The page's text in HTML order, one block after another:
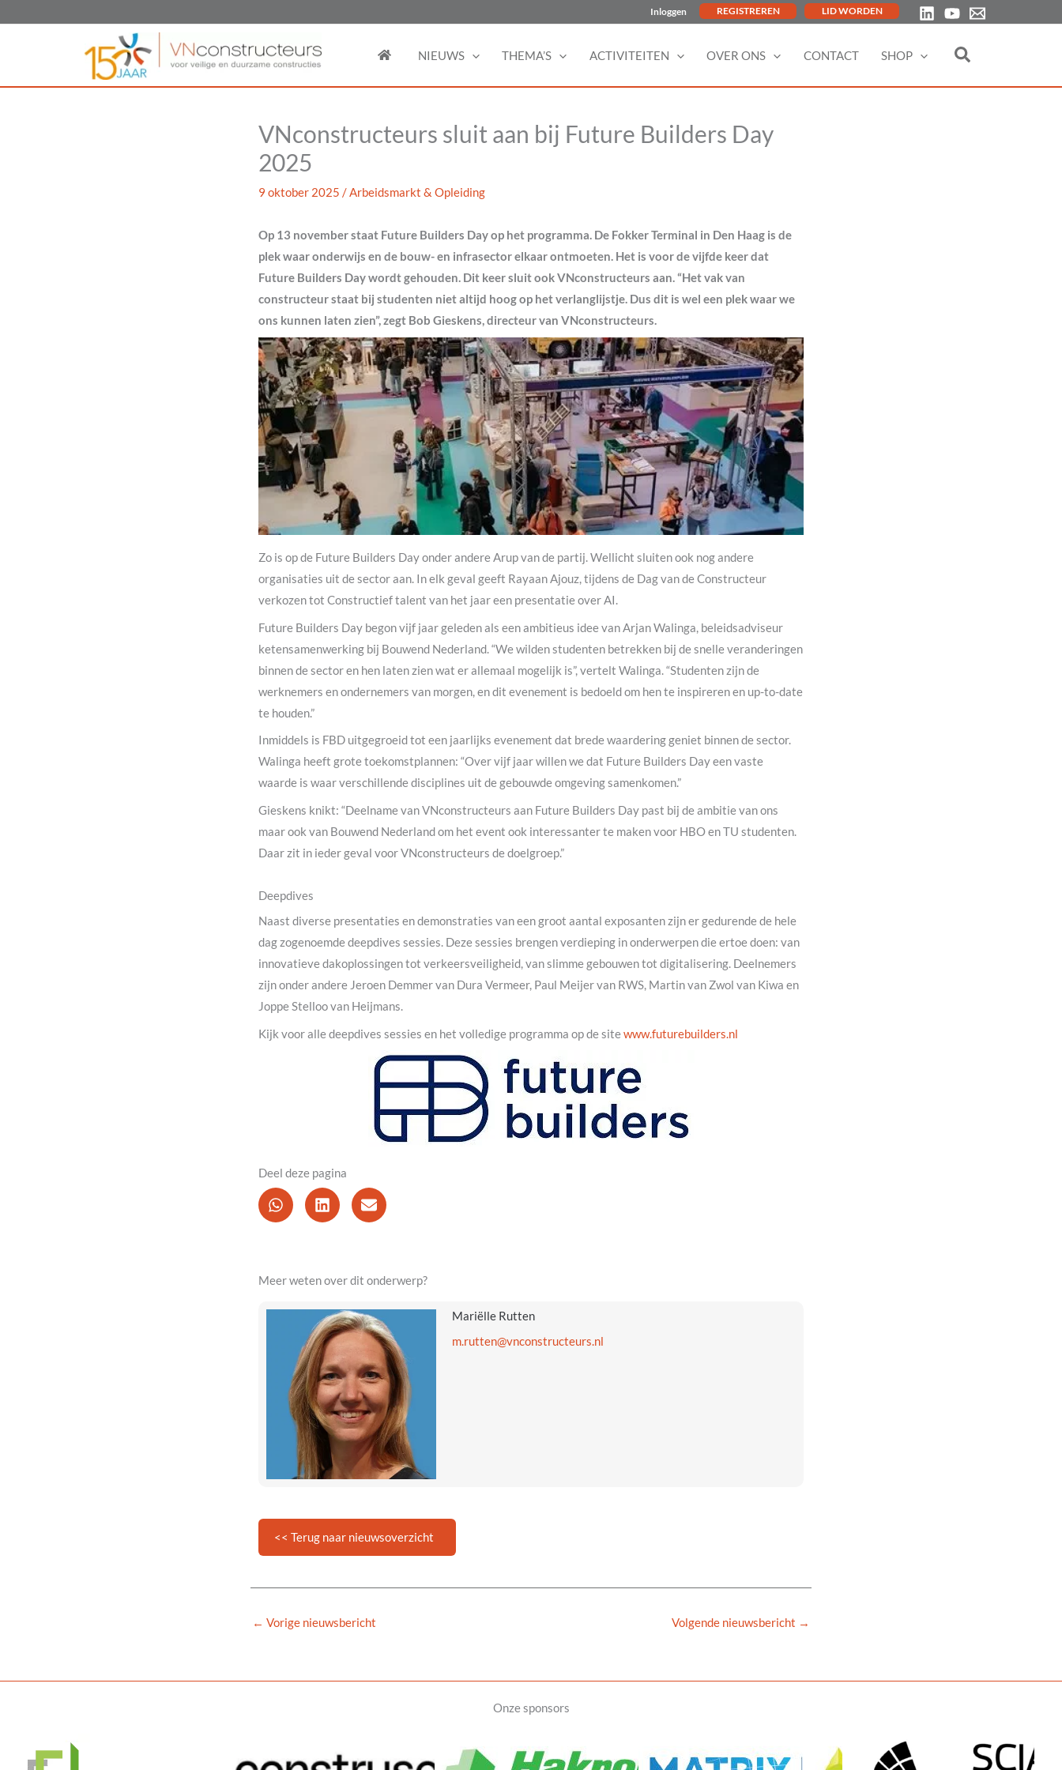
Inloggen REGISTREREN LID WORDEN
NIEUWS THEMA’S ACTIVITEITEN OVER ONS CONTACT SHOP
VNconstructeurs sluit aan bij Future Builders Day
2025
9 oktober 2025 /Arbeidsmarkt & Opleiding
Op 13 november staat Future Builders Day op het programma. De Fokker Terminal in Den Haag is de
plek waar onderwijs en de bouw- en infrasector elkaar ontmoeten. Het is voor de vijfde keer dat
Future Builders Day wordt gehouden. Dit keer sluit ook VNconstructeurs aan. “Het vak van
constructeur staat bij studenten niet altijd hoog op het verlanglijstje. Dus dit is wel een plek waar we
ons kunnen laten zien”, zegt Bob Gieskens, directeur van VNconstructeurs.
Zo is op de Future Builders Day onder andere Arup van de partij. Wellicht sluiten ook nog andere
organisaties uit de sector aan. In elk geval geeft Rayaan Ajouz, tijdens de Dag van de Constructeur
verkozen tot Constructief talent van het jaar een presentatie over AI.
Future Builders Day begon vijf jaar geleden als een ambitieus idee van Arjan Walinga, beleidsadviseur
ketensamenwerking bij Bouwend Nederland. “We wilden studenten betrekken bij de snelle veranderingen
binnen de sector en hen laten zien wat er allemaal mogelijk is”, vertelt Walinga. “Studenten zijn de
werknemers en ondernemers van morgen, en dit evenement is bedoeld om hen te inspireren en up-to-date
te houden.”
Inmiddels is FBD uitgegroeid tot een jaarlijks evenement dat brede waardering geniet binnen de sector.
Walinga heeft grote toekomstplannen: “Over vijf jaar willen we dat Future Builders Day een vaste
waarde is waar verschillende disciplines uit de gebouwde omgeving samenkomen.”
Gieskens knikt: “Deelname van VNconstructeurs aan Future Builders Day past bij de ambitie van ons
maar ook van Bouwend Nederland om het event ook interessanter te maken voor HBO en TU studenten.
Daar zit in ieder geval voor VNconstructeurs de doelgroep.”
Deepdives
Naast diverse presentaties en demonstraties van een groot aantal exposanten zijn er gedurende de hele
dag zogenoemde deepdives sessies. Deze sessies brengen verdieping in onderwerpen die ertoe doen: van
innovatieve dakoplossingen tot verkeersveiligheid, van slimme gebouwen tot digitalisering. Deelnemers
zijn onder andere Jeroen Demmer van Dura Vermeer, Paul Meijer van RWS, Martin van Zwol van Kiwa en
Joppe Stelloo van Heijmans.
Kijk voor alle deepdives sessies en het volledige programma op de sitewww.futurebuilders.nl
Deel deze pagina
Meer weten over dit onderwerp?
Mariëlle Rutten
ln.sruetcurtsnocnv
@nettur.m
<< Terug naar nieuwsoverzicht
← Vorige nieuwsbericht Volgende nieuwsbericht →
Onze sponsors